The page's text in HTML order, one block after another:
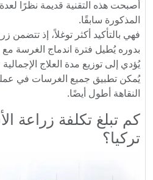
أصبحت هذه التقنية قديمة نظرًا لعدة
المذكورة سابقًا.
فهي بالتأكيد أكثر توغلاً، إذ
بدوره يُطيل فترة اندماج الغرسة
يُؤدي إلى توزيع مدة العلاج
يُمكن تطبيق جميع الغرسات في
النقاهة أطول أيضًا.
كم تبلغ تكلفة زراعة
تركيا؟